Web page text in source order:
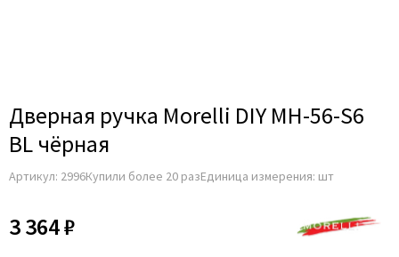
Aldeghi Luigi
Alvero
Archie
Armadillo
Belwooddoors
Дверная ручка Morelli DIY MH-56-S6
BL чёрная
Артикул: 2996Купили более 20 разЕдиница измерения: шт
3 364 ₽